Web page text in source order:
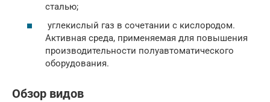
сталью;
углекислый газ в сочетании с кислородом.
Активная среда, применяемая для повышения
производительности полуавтоматического
оборудования.
Обзор видов